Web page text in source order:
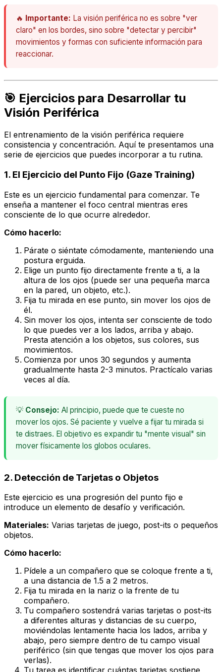
🔥 Importante: La visión periférica no es sobre "ver
claro" en los bordes, sino sobre "detectar y percibir"
movimientos y formas con suficiente información para
reaccionar.
🎯 Ejercicios para Desarrollar tu
Visión Periférica
El entrenamiento de la visión periférica requiere
consistencia y concentración. Aquí te presentamos una
serie de ejercicios que puedes incorporar a tu rutina.
1. El Ejercicio del Punto Fijo (Gaze Training)
Este es un ejercicio fundamental para comenzar. Te
enseña a mantener el foco central mientras eres
consciente de lo que ocurre alrededor.
Cómo hacerlo:
Párate o siéntate cómodamente, manteniendo una
postura erguida.
Elige un punto fijo directamente frente a ti, a la
altura de los ojos (puede ser una pequeña marca
en la pared, un objeto, etc.).
Fija tu mirada en ese punto, sin mover los ojos de
él.
Sin mover los ojos, intenta ser consciente de todo
lo que puedes ver a los lados, arriba y abajo.
Presta atención a los objetos, sus colores, sus
movimientos.
Comienza por unos 30 segundos y aumenta
gradualmente hasta 2-3 minutos. Practícalo varias
veces al día.
💡 Consejo: Al principio, puede que te cueste no
mover los ojos. Sé paciente y vuelve a fijar tu mirada si
te distraes. El objetivo es expandir tu "mente visual" sin
mover físicamente los globos oculares.
2. Detección de Tarjetas o Objetos
Este ejercicio es una progresión del punto fijo e
introduce un elemento de desafío y verificación.
Materiales: Varias tarjetas de juego, post-its o pequeños
objetos.
Cómo hacerlo:
Pídele a un compañero que se coloque frente a ti,
a una distancia de 1.5 a 2 metros.
Fija tu mirada en la nariz o la frente de tu
compañero.
Tu compañero sostendrá varias tarjetas o post-its
a diferentes alturas y distancias de su cuerpo,
moviéndolas lentamente hacia los lados, arriba y
abajo, pero siempre dentro de tu campo visual
periférico (sin que tengas que mover los ojos para
verlas).